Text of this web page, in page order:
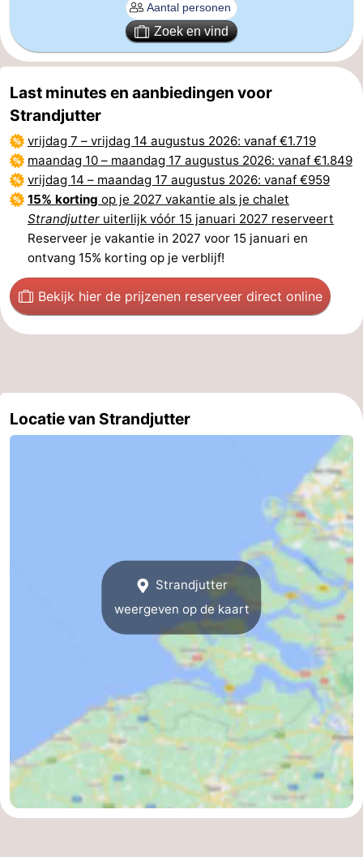
Natuur
Het
Zwin
West-
Vlaanderen
-
Brugge
-
Gent
De
Kust
-
Knokke-
Heist
-
Zeebrugge
Blankenberge
-
Wenduine
Weer
Zoek en vind
Last minutes en aanbiedingen voor
Strandjutter
vrijdag 7 – vrijdag 14 augustus 2026: vanaf €1.719
maandag 10 – maandag 17 augustus 2026: vanaf €1.849
vrijdag 14 – maandag 17 augustus 2026: vanaf €959
15% korting op je 2027 vakantie als je chalet
Strandjutter uiterlijk vóór 15 januari 2027 reserveert
Reserveer je vakantie in 2027 voor 15 januari en
ontvang 15% korting op je verblijf!
Bekijk hier de prijzenen reserveer direct online
Locatie van Strandjutter
Strandjutter
weergeven op de kaart